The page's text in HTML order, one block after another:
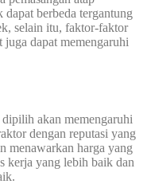
berbeda tergantung
selain itu, faktor-faktor
juga dapat memengaruhi
akan memengaruhi
dengan reputasi yang
menawarkan harga yang
kerja yang lebih baik dan